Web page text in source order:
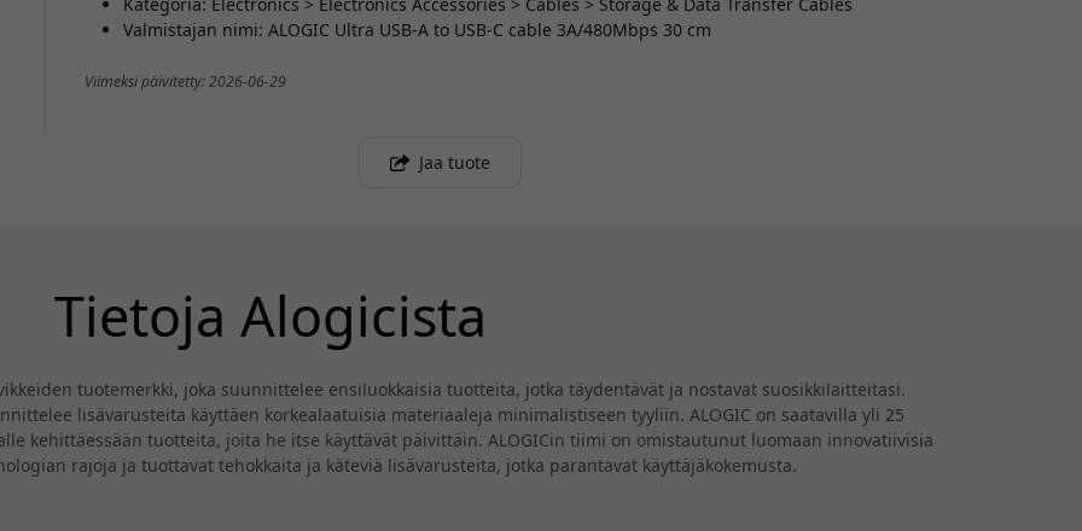
Valmistajan nimi: ALOGIC Ultra USB-A to USB-C cable 3A/480Mbps 30 cm
Viimeksi päivitetty: 2026-06-29
Jaa tuote
Tietoja Alogicista
tuotemerkki, joka suunnittelee ensiluokkaisia tuotteita, jotka täydentävät ja nostavat suosikkilaitteitasi.
lisävarusteita käyttäen korkealaatuisia materiaaleja minimalistiseen tyyliin. ALOGIC on saatavilla yli 25
kehittäessään tuotteita, joita he itse käyttävät päivittäin. ALOGICin tiimi on omistautunut luomaan innovatiivisia
rajoja ja tuottavat tehokkaita ja käteviä lisävarusteita, jotka parantavat käyttäjäkokemusta.